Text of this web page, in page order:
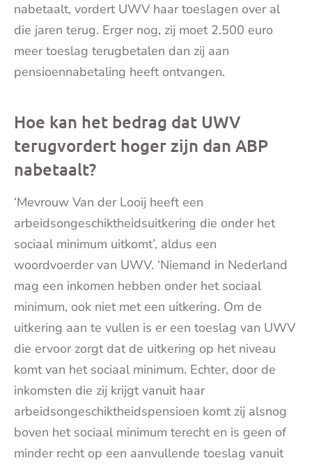
nabetaalt, vordert UWV haar toeslagen over al
die jaren terug. Erger nog, zij moet 2.500 euro
meer toeslag terugbetalen dan zij aan
pensioennabetaling heeft ontvangen.
Hoe kan het bedrag dat UWV
terugvordert hoger zijn dan ABP
nabetaalt?
‘Mevrouw Van der Looij heeft een
arbeidsongeschiktheidsuitkering die onder het
sociaal minimum uitkomt’, aldus een
woordvoerder van UWV. ‘Niemand in Nederland
mag een inkomen hebben onder het sociaal
minimum, ook niet met een uitkering. Om de
uitkering aan te vullen is er een toeslag van UWV
die ervoor zorgt dat de uitkering op het niveau
komt van het sociaal minimum. Echter, door de
inkomsten die zij krijgt vanuit haar
arbeidsongeschiktheidspensioen komt zij alsnog
boven het sociaal minimum terecht en is geen of
minder recht op een aanvullende toeslag vanuit